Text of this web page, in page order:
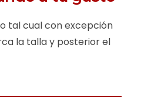
tal cual con excepción
la talla y posterior el